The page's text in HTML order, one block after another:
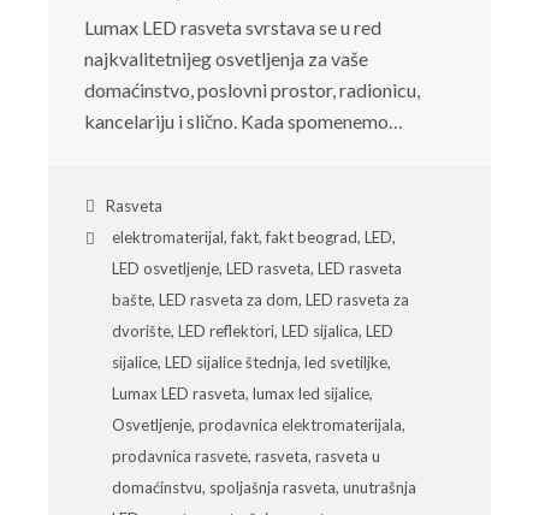
Lumax LED rasveta svrstava se u red
najkvalitetnijeg osvetljenja za vaše
domaćinstvo, poslovni prostor, radionicu,
kancelariju i slično. Kada spomenemo…
Rasveta
elektromaterijal,fakt,fakt beograd, LED,
LED osvetljenje, LED rasveta, LED rasveta
bašte, LED rasveta za dom, LED rasveta za
dvorište, LED reflektori, LED sijalica, LED
sijalice, LED sijalice štednja, led svetiljke,
Lumax LED rasveta, lumax led sijalice,
Osvetljenje, prodavnica elektromaterijala,
prodavnica rasvete, rasveta, rasveta u
domaćinstvu, spoljašnja rasveta, unutrašnja